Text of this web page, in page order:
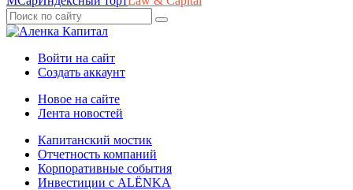
Войти на сайт
Создать аккаунт
Новое на сайте
Лента новостей
Капитанский мостик
Отчетность компаний
Корпоративные события
Инвестиции с ALЁNKA